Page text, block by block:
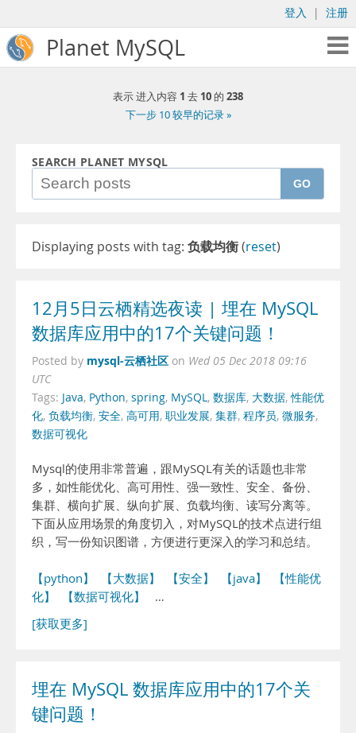
登入 | 注册
Planet MySQL
表示 进入内容 1 去 10 的 238
下一步 10 较早的记录 »
SEARCH PLANET MYSQL
GO
Displaying posts with tag: 负载均衡(reset)
12月5日云栖精选夜读 | 埋在 MySQL
数据库应用中的17个关键问题！
Posted by mysql-云栖社区 on Wed 05 Dec 2018 09:16
UTC
Tags: Java, Python, spring, MySQL, 数据库, 大数据,性能优
化, 负载均衡, 安全, 高可用, 职业发展, 集群, 程序员, 微服务,
数据可视化
Mysql的使用非常普遍，跟MySQL有关的话题也非常
多，如性能优化、高可用性、强一致性、安全、备份、
集群、横向扩展、纵向扩展、负载均衡、读写分离等。
下面从应用场景的角度切入，对MySQL的技术点进行组
织，写一份知识图谱，方便进行更深入的学习和总结。
【python】 【大数据】 【安全】 【java】
【性能优
化】
【数据可视化】
…
[获取更多]
埋在 MySQL 数据库应用中的17个关
键问题！